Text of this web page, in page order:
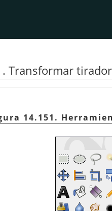
Transformar tirador
14.151.